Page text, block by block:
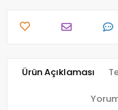
Ürün Açıklaması